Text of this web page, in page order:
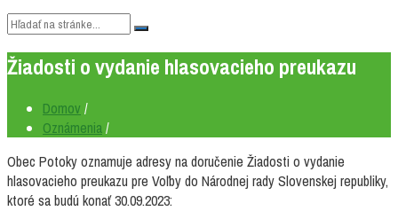
Vyhľadávanie:
Žiadosti o vydanie hlasovacieho preukazu
Domov /
Oznámenia/
Obec Potoky oznamuje adresy na doručenie Žiadosti o vydanie
hlasovacieho preukazu pre Voľby do Národnej rady Slovenskej republiky,
ktoré sa budú konať 30.09.2023: